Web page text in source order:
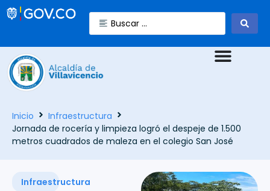
Inicio
Infraestructura
Jornada de rocería y limpieza logró el despeje de 1.500
metros cuadrados de maleza en el colegio San José
Infraestructura